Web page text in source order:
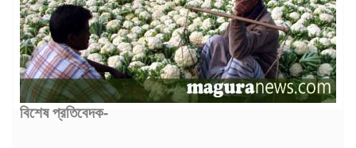
বিশেষ প্রতিবেদক-